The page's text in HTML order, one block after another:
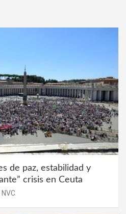
de paz, estabilidad y
crisis en Ceuta